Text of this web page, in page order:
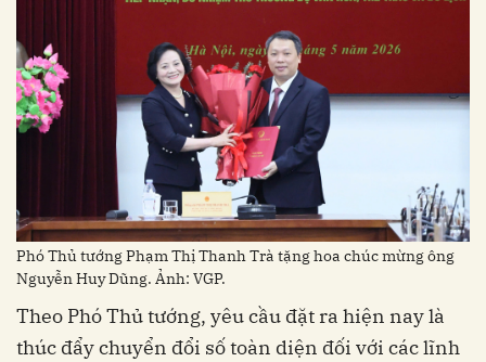
Phó Thủ tướng Phạm Thị Thanh Trà tặng hoa chúc mừng ông
Nguyễn Huy Dũng. Ảnh: VGP.
Theo Phó Thủ tướng, yêu cầu đặt ra hiện nay là
thúc đẩy chuyển đổi số toàn diện đối với các lĩnh